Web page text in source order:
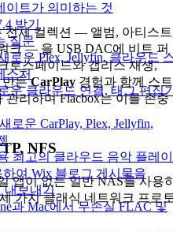
이트가 의미하는 것
받기
질문
로운 Plex, Jellyfin, 클라우드
스처
운 클라우드 연결, 태그 편집
로운 CarPlay, Plex, Jellyfin,
최고의 클라우드 음악 플레
여 Wix 블로그 게시물을
내보내기
과 Mac에서 무손실 FLAC 및
전체 컬렉션 — 앨범, 아티스
크 — 을 USB DAC에 비트 퍼
로스페이드와 갭리스 재생,
만든CarPlay 경험과 함께 스트
리하며 Flacbox는 이를 존중
NFS
앱이 없는 일반 NAS를 사용
가지 클래식 네트워크 프로